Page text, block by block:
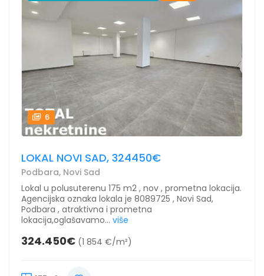
6
LOKAL NOVI SAD, 324450€
Podbara, Novi Sad
Lokal u polusuterenu 175 m2 , nov , prometna lokacija.
Agencijska oznaka lokala je 8089725 , Novi Sad,
Podbara , atraktivna i prometna
lokacija,oglašavamo... više
324.450€ (1 854 €/m²)